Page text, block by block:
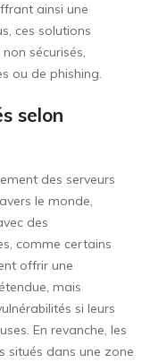
ainsi une
ces solutions
sécurisés,
ou de phishing.
selon
des serveurs
le monde,
des
comme certains
offrir une
mais
si leurs
En revanche, les
situés dans une zone